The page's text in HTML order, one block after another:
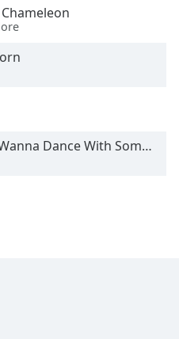
Dance With Somebody